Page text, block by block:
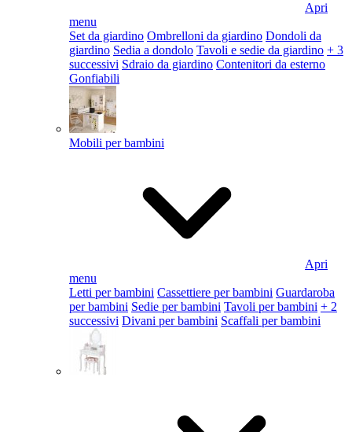
Apri
menu
Set da giardino Ombrelloni da giardino Dondoli da
giardino Sedia a dondolo Tavoli e sedie da giardino + 3
successivi Sdraio da giardino Contenitori da esterno
Gonfiabili
Mobili per bambini
Apri
menu
Letti per bambini Cassettiere per bambini Guardaroba
per bambini Sedie per bambini Tavoli per bambini + 2
successivi Divani per bambini Scaffali per bambini